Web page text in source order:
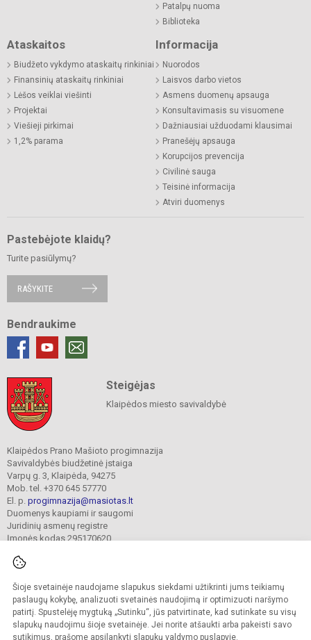
Šioje svetainėje naudojame slapukus siekdami užtikrinti jums teikiamų
paslaugų kokybę, analizuoti svetainės naudojimą ir optimizuoti naršymo
patirtį. Spustelėję mygtuką „Sutinku“, jūs patvirtinate, kad sutinkate su visų
slapukų naudojimu šioje svetainėje. Jei norite atšaukti arba pakeisti savo
sutikimus, prašome apsilankyti slapukų valdymo puslapyje.
Patalpų nuoma
Biblioteka
Ataskaitos
Biudžeto vykdymo ataskaitų rinkiniai
Finansinių ataskaitų rinkiniai
Lėšos veiklai viešinti
Projektai
Viešieji pirkimai
1,2% parama
Informacija
Nuorodos
Laisvos darbo vietos
Asmens duomenų apsauga
Konsultavimasis su visuomene
Dažniausiai užduodami klausimai
Pranešėjų apsauga
Korupcijos prevencija
Civilinė sauga
Teisinė informacija
Atviri duomenys
Pastebėjote klaidų?
Turite pasiūlymų?
RAŠYKITE
Bendraukime
Steigėjas
Klaipėdos miesto savivaldybė
Klaipėdos Prano Mašioto progimnazija
Savivaldybės biudžetinė įstaiga
Varpų g. 3, Klaipėda, 94275
Mob. tel. +370 645 57770
El. p. progimnazija@masiotas.lt
Duomenys kaupiami ir saugomi
Juridinių asmenų registre
Įmonės kodas 295170620
© 2022. Klaipėdos Prano Mašioto progimnazija. Visos teisės saugomos.
Kopijuoti turinį be raštiško įstaigos administracijos sutikimo griežtai draudžiama.
Prieinamumo paraiška Slapukų valdymas